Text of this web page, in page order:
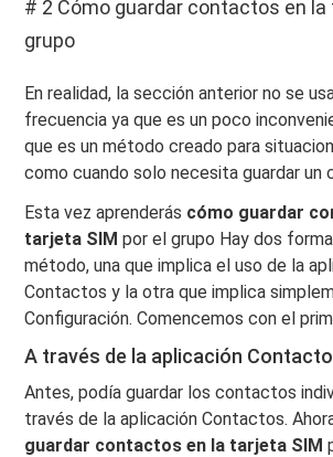
# 2 Cómo guardar contactos en la
grupo
En realidad, la sección anterior no se
frecuencia ya que es un poco
que es un método creado para
como cuando solo necesita guardar un
Esta vez aprenderás cómo guardar
tarjeta SIMpor el grupo Hay dos
método, una que implica el uso de la
Contactos y la otra que implica
Configuración. Comencemos con el
A través de la aplicación
Antes, podía guardar los contactos
través de la aplicación Contactos.
guardar contactos en la tarjeta SIM